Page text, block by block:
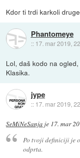
Kdor ti trdi karkoli
Phantomeye
:: 17. mar 2019,
Lol, daš kodo na
Klasika.
jype
:: 17. mar 2019,
SeMiNeSanja je 17. mar
Po tvoji definiciji je
odprta.